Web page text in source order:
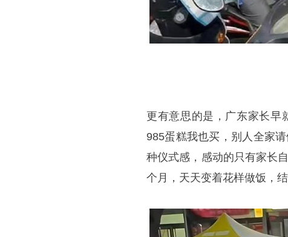
更有意思的是，广东家长早
985蛋糕我也买，别人全家
种仪式感，感动的只有家长
个月，天天变着花样做饭，